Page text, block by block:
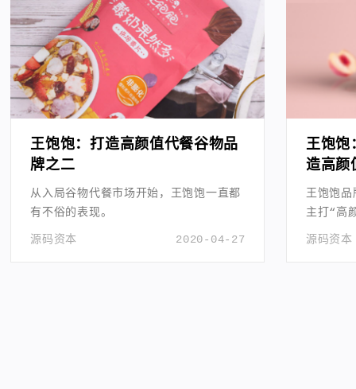
王饱饱：打造高颜值代餐谷物品
牌之二
从入局谷物代餐市场开始，王饱饱一直都
有不俗的表现。
2020-04-27
源码资本
王饱饱
造高颜
王饱饱
主打“高
源码资本